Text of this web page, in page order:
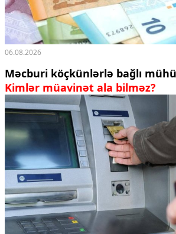
06.08.2026
Məcburi köçkünlərlə bağlı
Kimlər müavinət ala bilməz?